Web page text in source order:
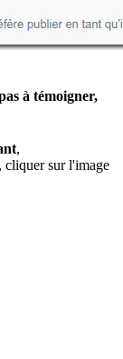
à témoigner,
,
, cliquer sur l'image